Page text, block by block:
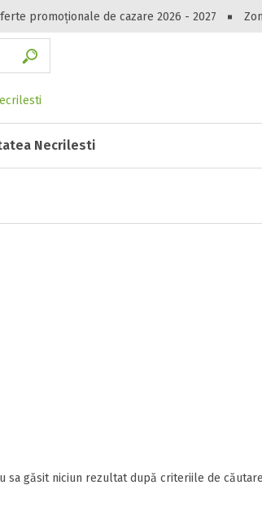
promoționale de cazare 2026 - 2027
Peste 10549
Gasești hoteluri, pensiuni, vile,
Necrilesti
sa găsit niciun rezultat după criteriile de